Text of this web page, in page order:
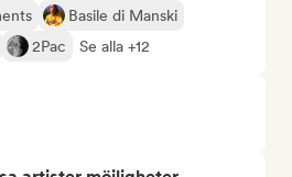
Basile di Manski
2Pac Se alla +12